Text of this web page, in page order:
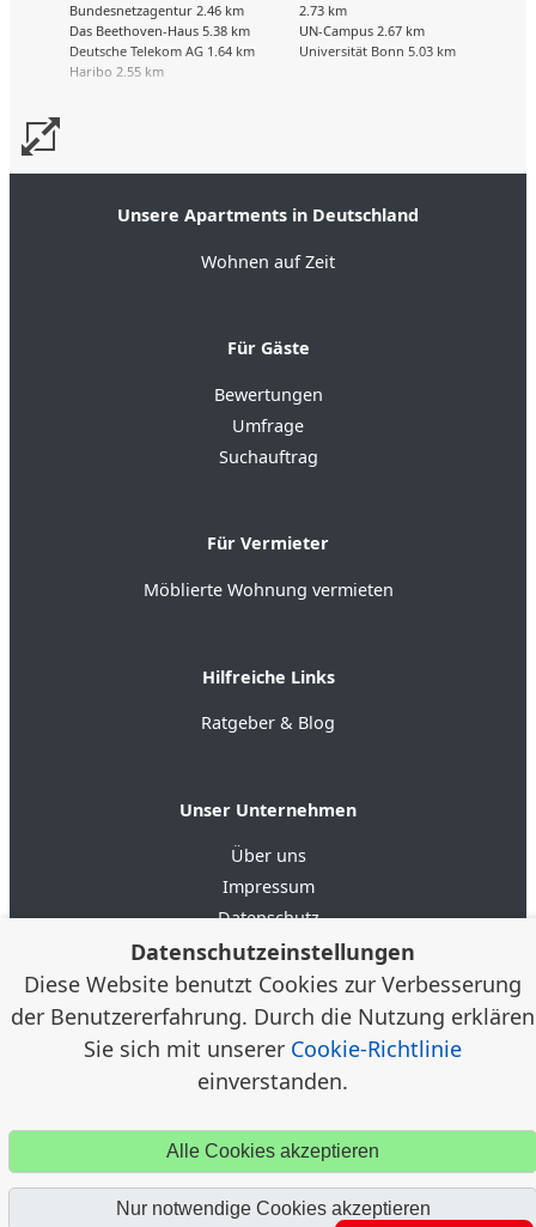
Bundesnetzagentur 2.46 km
Das Beethoven-Haus 5.38 km
Deutsche Telekom AG 1.64 km
Haribo 2.55 km
2.73 km
UN-Campus 2.67 km
Universität Bonn 5.03 km
Unsere Apartments in Deutschland
Wohnen auf Zeit
Für Gäste
Bewertungen
Umfrage
Suchauftrag
Für Vermieter
Möblierte Wohnung vermieten
Hilfreiche Links
Ratgeber & Blog
Unser Unternehmen
Über uns
Impressum
Datenschutz
AGB
Google Bewertungen 4.6 ★★★★★
★★★★★ (20)
Klein, Porta Westfalica · Alloggia® ist eine eingetragene
Marke
Datenschutzeinstellungen
Diese Website benutzt Cookies zur Verbesserung
der Benutzererfahrung. Durch die Nutzung erklären
Sie sich mit unserer Cookie-Richtlinie
einverstanden.
Alle Cookies akzeptieren
Nur notwendige Cookies akzeptieren